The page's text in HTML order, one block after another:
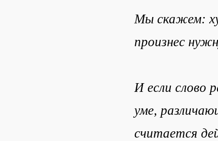
Мы скажем:
произнес
И если слово
уме,
считается